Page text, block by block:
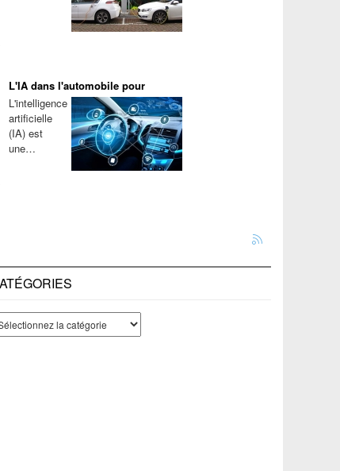
L'IA dans l'automobile pour
L'intelligence
artificielle
(IA) est
une…